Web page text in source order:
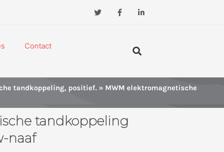
T
w
F
a i
i
Contact Zoeken
tandkoppeling, positief. » MWM elektromagnetische
tandkoppeling
naaf